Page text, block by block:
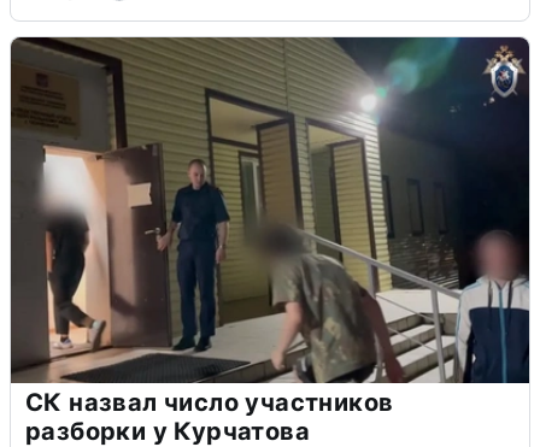
СК назвал число участников
разборки у Курчатова